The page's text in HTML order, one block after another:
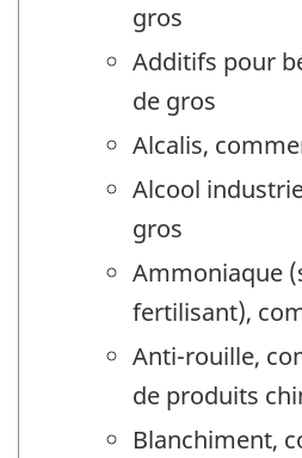
gros
Additifs pour
de gros
Alcalis,
Alcool
gros
Ammoniaque
fertilisant),
Anti-rouille,
de produits
Blanchiment,